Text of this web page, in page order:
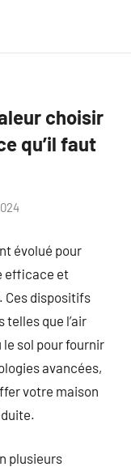
choisir
qu’il faut
évolué pour
efficace et
Ces dispositifs
que l’air
sol pour fournir
avancées,
votre maison
plusieurs